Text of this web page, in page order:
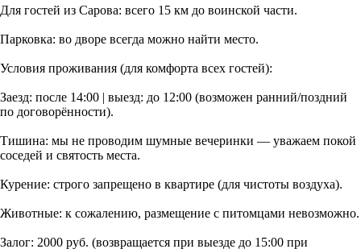
Для гостей из Сарова: всего 15 км до воинской части.
Парковка: во дворе всегда можно найти место.
Условия проживания (для комфорта всех гостей):
Заезд: после 14:00 | выезд: до 12:00 (возможен ранний/поздний
по договорённости).
Тишина: мы не проводим шумные вечеринки — уважаем покой
соседей и святость места.
Курение: строго запрещено в квартире (для чистоты воздуха).
Животные: к сожалению, размещение с питомцами невозможно.
Залог: 2000 руб. (возвращается при выезде до 15:00 при